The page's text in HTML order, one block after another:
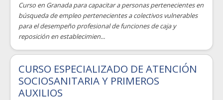
Curso en Granada para capacitar a personas pertenecientes en
búsqueda de empleo pertenecientes a colectivos vulnerables
para el desempeño profesional de funciones de caja y
reposición en establecimien...
CURSO ESPECIALIZADO DE ATENCIÓN
SOCIOSANITARIA Y PRIMEROS
AUXILIOS